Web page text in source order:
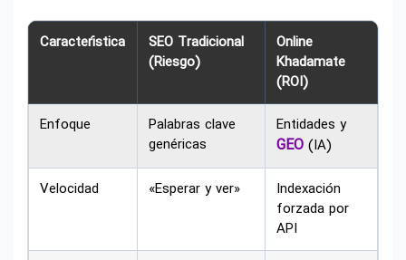
Característica
SEO Tradicional
(Riesgo)
Online
Khadamate
(ROI)
Enfoque
Palabras clave
genéricas
Entidades y
GEO (IA)
Velocidad
«Esperar y ver»
Indexación
forzada por
API